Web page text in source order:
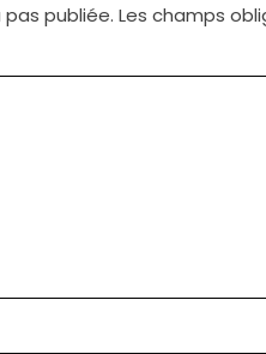
publiée. Les champs